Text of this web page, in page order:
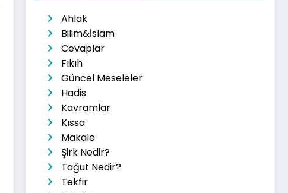
Ahlak
Bilim&İslam
Cevaplar
Fıkıh
Güncel Meseleler
Hadis
Kavramlar
Kıssa
Makale
Şirk Nedir?
Tağut Nedir?
Tekfir